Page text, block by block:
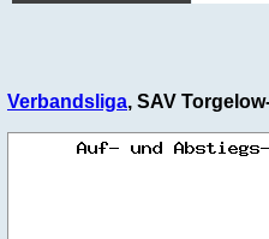
Verbandsliga, SAV